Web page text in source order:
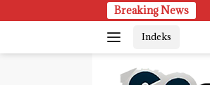
ke
Breaking News
Indeks